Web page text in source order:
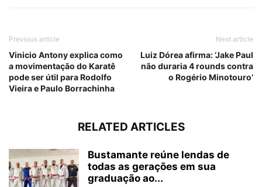
Previous article
Vinicio Antony explica como
a movimentação do Karatê
pode ser útil para Rodolfo
Vieira e Paulo Borrachinha
Next article
Luiz Dórea afirma: ‘Jake Paul
não duraria 4 rounds contra
o Rogério Minotouro’
RELATED ARTICLES
Bustamante reúne lendas de
todas as gerações em sua
graduação ao...